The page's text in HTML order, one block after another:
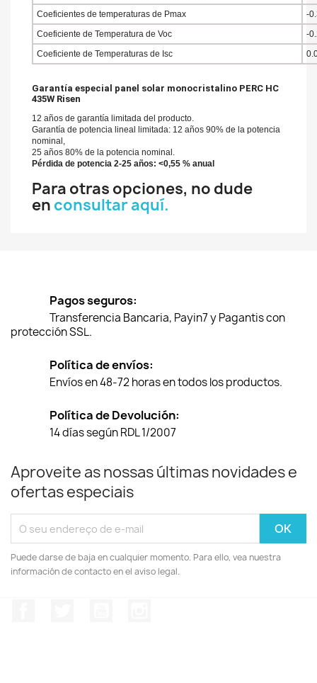
Coeficientes de temperaturas de Pmax
-
Coeficiente de Temperatura de Voc
-
Coeficiente de Temperaturas de Isc
Garantía especial panel solar monocristalino PERC HC
435W Risen
12 años de garantía limitada del producto.
Garantía de potencia lineal limitada: 12 años 90% de la potencia
nominal,
25 años 80% de la potencia nominal.
Pérdida de potencia 2-25 años: <0,55 % anual
Para otras opciones, no dude
en consultar aquí.
Pagos seguros:
Transferencia Bancaria, Payin7 y Pagantis con
protección SSL.
Política de envíos:
Envíos en 48-72 horas en todos los productos.
Política de Devolución:
14 días según RDL 1/2007
Aproveite as nossas últimas novidades e
ofertas especiais
Puede darse de baja en cualquier momento. Para ello, vea nuestra
información de contacto en el aviso legal.